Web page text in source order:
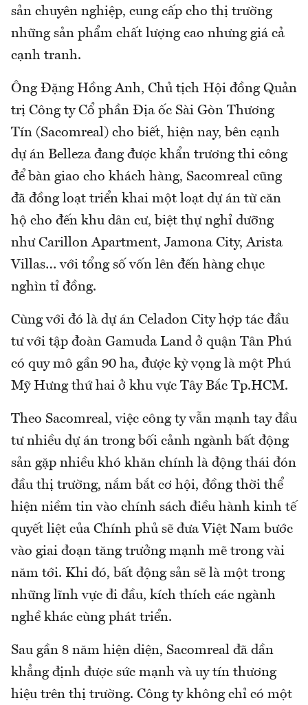
sản chuyên nghiệp, cung cấp cho thị trường
những sản phẩm chất lượng cao nhưng giá cả
cạnh tranh.
Ông Đặng Hồng Anh, Chủ tịch Hội đồng Quản
trị Công ty Cổ phần Địa ốc Sài Gòn Thương
Tín (Sacomreal) cho biết, hiện nay, bên cạnh
dự án Belleza đang được khẩn trương thi công
để bàn giao cho khách hàng, Sacomreal cũng
đã đồng loạt triển khai một loạt dự án từ căn
hộ cho đến khu dân cư, biệt thự nghỉ dưỡng
như Carillon Apartment, Jamona City, Arista
Villas… với tổng số vốn lên đến hàng chục
nghìn tỉ đồng.
Cùng với đó là dự án Celadon City hợp tác đầu
tư với tập đoàn Gamuda Land ở quận Tân Phú
có quy mô gần 90 ha, được kỳ vọng là một Phú
Mỹ Hưng thứ hai ở khu vực Tây Bắc Tp.HCM.
Theo Sacomreal, việc công ty vẫn mạnh tay đầu
tư nhiều dự án trong bối cảnh ngành bất động
sản gặp nhiều khó khăn chính là động thái đón
đầu thị trường, nắm bắt cơ hội, đồng thời thể
hiện niềm tin vào chính sách điều hành kinh tế
quyết liệt của Chính phủ sẽ đưa Việt Nam bước
vào giai đoạn tăng trưởng mạnh mẽ trong vài
năm tới. Khi đó, bất động sản sẽ là một trong
những lĩnh vực đi đầu, kích thích các ngành
nghề khác cùng phát triển.
Sau gần 8 năm hiện diện, Sacomreal đã dần
khẳng định được sức mạnh và uy tín thương
hiệu trên thị trường. Công ty không chỉ có một